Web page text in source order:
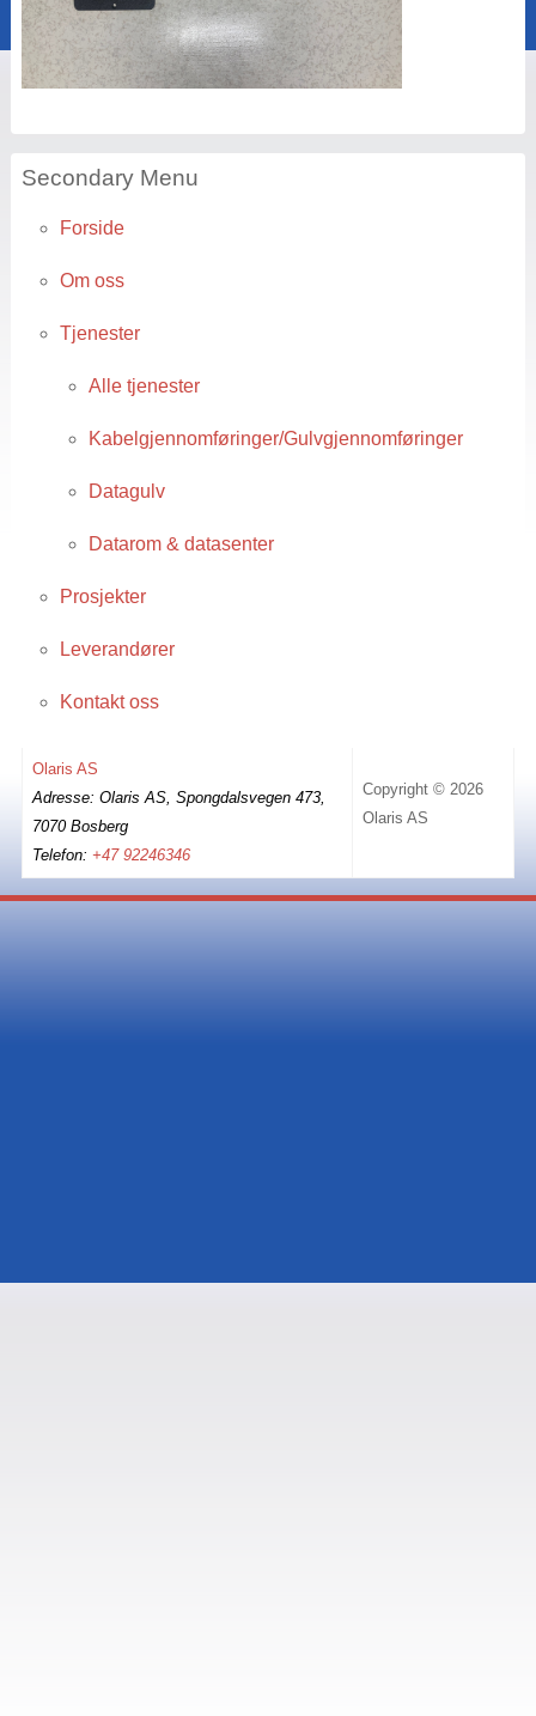
Secondary Menu
Forside
Om oss
Tjenester
Alle tjenester
Kabelgjennomføringer/Gulvgjennomføringer
Datagulv
Datarom & datasenter
Prosjekter
Leverandører
Kontakt oss
Olaris AS
Adresse: Olaris AS, Spongdalsvegen 473,
7070 Bosberg
Telefon: +47 92246346
Copyright © 2026
Olaris AS